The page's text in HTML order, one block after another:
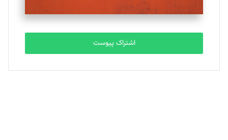
مصطفی مسجدی آرانی
تحریریه
بابک نقاش
تحریریه
اشتراک پیوست